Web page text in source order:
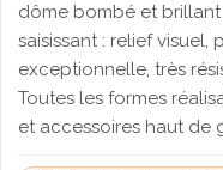
dôme bombé et
saisissant : relief
exceptionnelle, très
Toutes les formes
et accessoires haut de